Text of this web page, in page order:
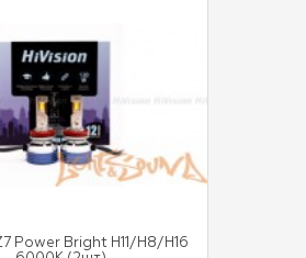
Power Bright H11/H8/H16